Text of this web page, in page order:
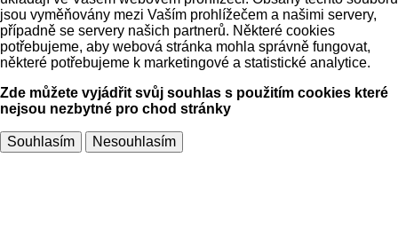
jsou vyměňovány mezi Vaším prohlížečem a našimi servery,
případně se servery našich partnerů. Některé cookies
potřebujeme, aby webová stránka mohla správně fungovat,
některé potřebujeme k marketingové a statistické analytice.
Zde můžete vyjádřit svůj souhlas s použitím cookies které
nejsou nezbytné pro chod stránky
Souhlasím Nesouhlasím